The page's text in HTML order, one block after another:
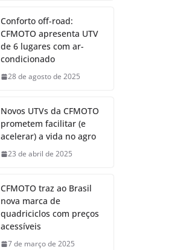
Conforto off-road:
CFMOTO apresenta UTV
de 6 lugares com ar-
condicionado
28 de agosto de 2025
Novos UTVs da CFMOTO
prometem facilitar (e
acelerar) a vida no agro
23 de abril de 2025
CFMOTO traz ao Brasil
nova marca de
quadriciclos com preços
acessíveis
7 de março de 2025